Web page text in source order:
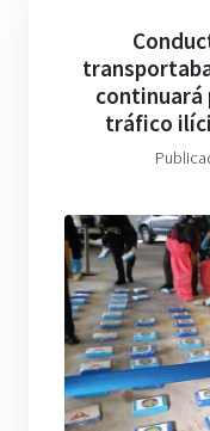
continuará
tráfico